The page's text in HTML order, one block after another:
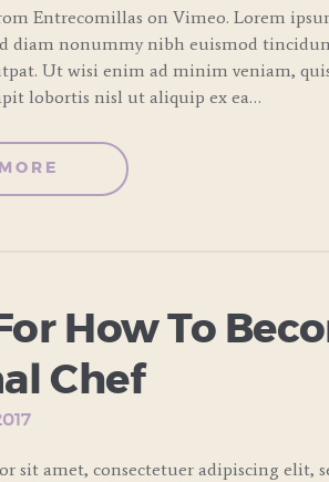
Entrecomillas on Vimeo. Lorem
diam nonummy nibh euismod
Ut wisi enim ad minim veniam,
lobortis nisl ut aliquip ex ea…
How To
Chef
sit amet, consectetuer adipiscing elit,